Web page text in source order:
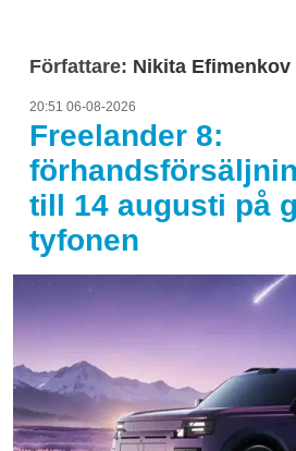
Författare: Nikita Efimenkov
20:51 06-08-2026
Freelander 8:
till 14 augusti på
tyfonen